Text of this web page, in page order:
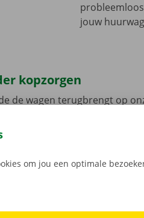
jouw
kopzorgen
de wagen terugbrengt op
we hoog in het vaandel.
de auto. Je geniet bij
Europa. Zo geraak je altijd
om jou een optimale